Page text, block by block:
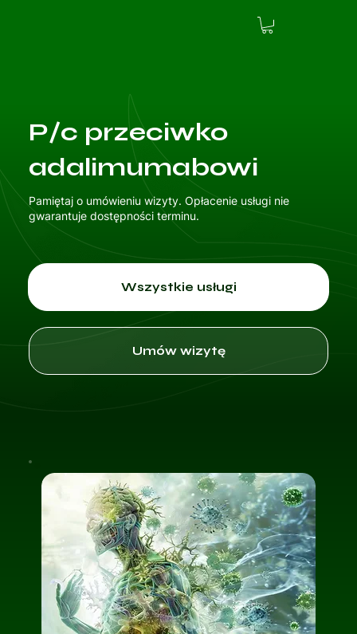
P/c przeciwko
adalimumabowi
Pamiętaj o umówieniu wizyty. Opłacenie usługi nie
gwarantuje dostępności terminu.
Wszystkie usługi
Umów wizytę